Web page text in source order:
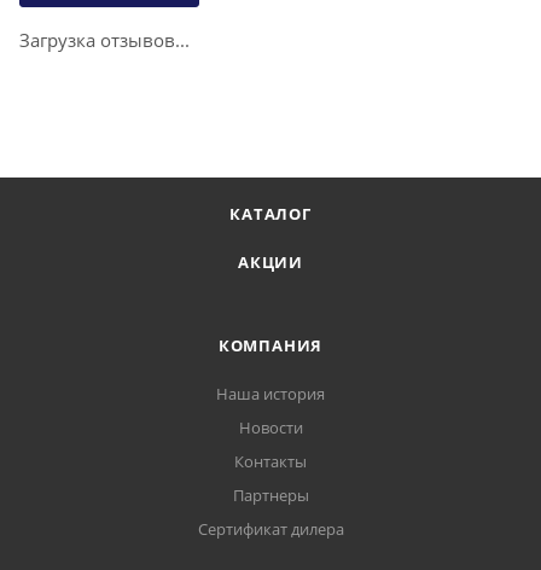
Загрузка отзывов...
КАТАЛОГ
АКЦИИ
КОМПАНИЯ
Наша история
Новости
Контакты
Партнеры
Сертификат дилера